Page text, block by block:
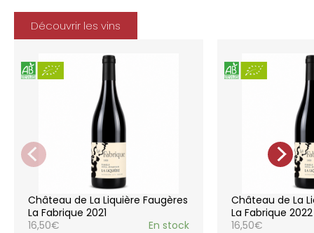
l’Appellation. La grande majorité des parcelles,
sur sols de schistes, font face au sud, à la
Méditerranée.
Le vignoble du Château de la Liquière est
agriculture biologique depuis 2008 et 2012
marque le premier millésime certifié du
domaine. Les soins apportés y sont conformes :
pratiques respectueuses de l’environnement et
de la vigne, vendanges manuelles, vinifications
soignées et strictement suivies.
La gamme des vins du Château de la
Liquière est adaptée à chaque style de
consommation, à chaque moment de la vie,
elle reflète parfaitement la pureté de
l’expression du terroir.
Découvrir les vins
Château de La Liquière Faugères
La Fabrique 2021
16,50€ En stock
Château de La
La Fabrique 2022
16,50€